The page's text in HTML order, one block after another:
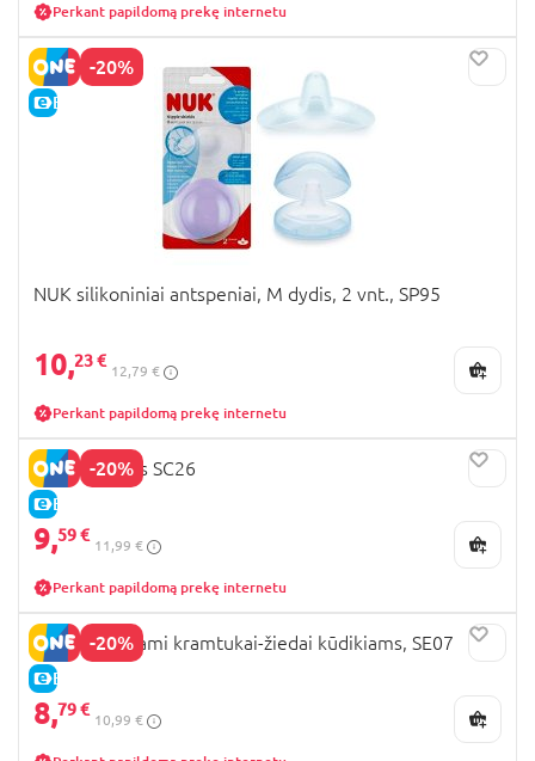
Perkant papildomą prekę internetu
-20%
E-KAINA
NUK silikoniniai antspeniai, M dydis, 2 vnt., SP95
10,23 €
12,79 €
Perkant papildomą prekę internetu
-20%
E-KAINA
NUK žirklutės SC26
9,59 €
11,99 €
Perkant papildomą prekę internetu
-20%
E-KAINA
NUK atvėsinami kramtukai-žiedai kūdikiams, SE07
8,79 €
10,99 €